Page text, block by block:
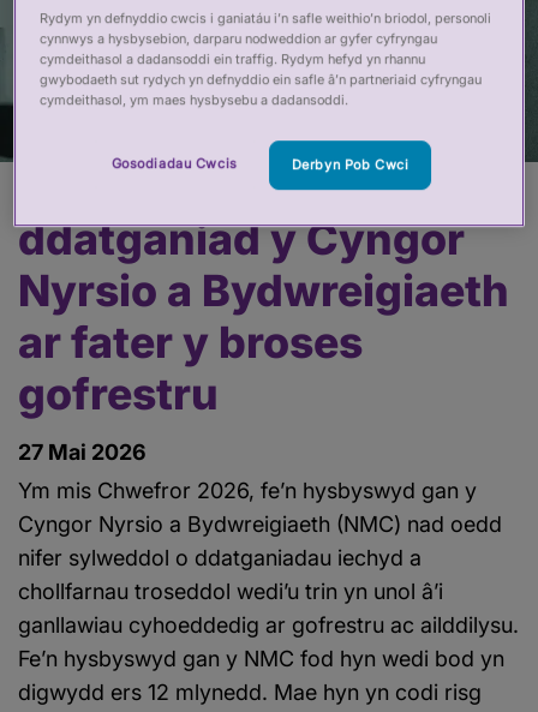
Ymateb y PSA i
ddatganiad y Cyngor
Nyrsio a Bydwreigiaeth
ar fater y broses
gofrestru
27 Mai 2026
Ym mis Chwefror 2026, fe’n hysbyswyd gan y
Cyngor Nyrsio a Bydwreigiaeth (NMC) nad oedd
nifer sylweddol o ddatganiadau iechyd a
chollfarnau troseddol wedi’u trin yn unol â’i
ganllawiau cyhoeddedig ar gofrestru ac ailddilysu.
Fe’n hysbyswyd gan y NMC fod hyn wedi bod yn
digwydd ers 12 mlynedd. Mae hyn yn codi risg
Rydym yn defnyddio cwcis i ganiatáu i’n safle weithio’n briodol, personoli
cynnwys a hysbysebion, darparu nodweddion ar gyfer cyfryngau
cymdeithasol a dadansoddi ein traffig. Rydym hefyd yn rhannu
gwybodaeth sut rydych yn defnyddio ein safle â’n partneriaid cyfryngau
cymdeithasol, ym maes hysbysebu a dadansoddi.
Gosodiadau Cwcis Derbyn Pob Cwci